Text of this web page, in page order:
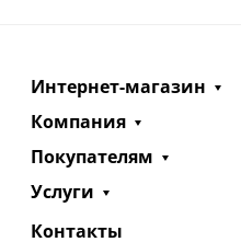
Интернет-магазин
Компания
Покупателям
Услуги
Контакты